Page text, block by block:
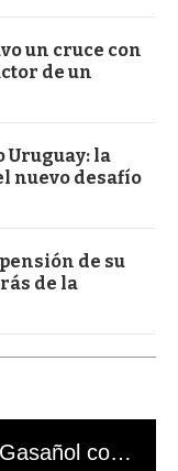
un cruce con
de un
Uruguay: la
nuevo desafío
de su
de la
El mal momento de Yanina Gasañol con un hincha argentino en "Subrayado"